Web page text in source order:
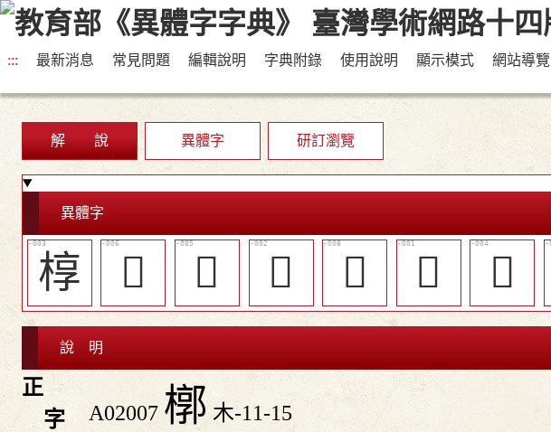
::: 最新消息 常見問題 編輯說明 字典附錄 使用說明 顯示模式 網站導覽
解 說 異體字 研訂瀏覽
異體字
椁 󲷦 󲷥 󲷤 󲷨 𣠐 𥕖
說 明
正
字
A02007 槨 木-11-15